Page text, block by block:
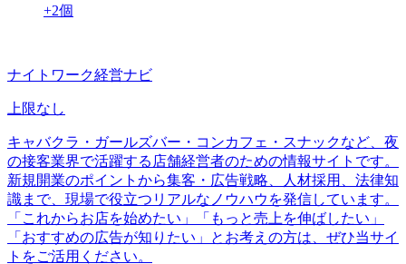
+2個
ナイトワーク経営ナビ
上限なし
キャバクラ・ガールズバー・コンカフェ・スナックなど、夜
の接客業界で活躍する店舗経営者のための情報サイトです。
新規開業のポイントから集客・広告戦略、人材採用、法律知
識まで、現場で役立つリアルなノウハウを発信しています。
「これからお店を始めたい」「もっと売上を伸ばしたい」
「おすすめの広告が知りたい」とお考えの方は、ぜひ当サイ
トをご活用ください。